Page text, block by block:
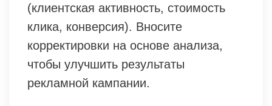
(клиентская активность, стоимость
клика, конверсия). Вносите
корректировки на основе анализа,
чтобы улучшить результаты
рекламной кампании.